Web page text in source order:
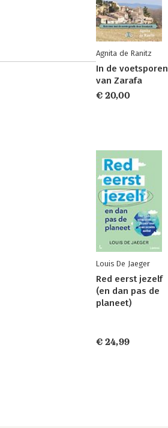
Agnita de Ranitz
In de voetsporen
van Zarafa
€ 20,00
Louis De Jaeger
Red eerst jezelf
(en dan pas de
planeet)
€ 24,99